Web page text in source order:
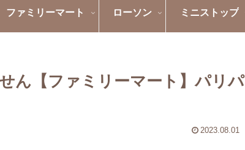
ファミリーマート ローソン ミニストップ
ん【ファミリーマート】パリパ
2023.08.01